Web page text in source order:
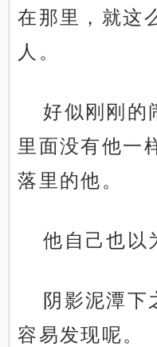
在那里，就这
人。
好似刚刚的
里面没有他一
落里的他。
他自己也以
阴影泥潭下
容易发现呢。